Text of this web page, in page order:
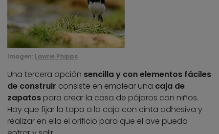
Imagen: Lawrie Phipps
Una tercera opción sencilla y con elementos fáciles
de construir consiste en emplear una caja de
zapatos para crear la casa de pájaros con niños.
Hay que fijar la tapa a la caja con cinta adhesiva y
realizar en ella el orificio para que el ave pueda